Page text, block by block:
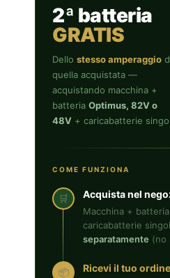
2ª batteria
GRATIS
Dello stesso amperaggio
quella acquistata —
acquistando macchina +
batteria Optimus, 82V o
48V + caricabatterie
COME FUNZIONA
🛒 Acquista nel
Macchina + batteria
caricabatterie
separatamente (no
📦 Ricevi il tuo ordine